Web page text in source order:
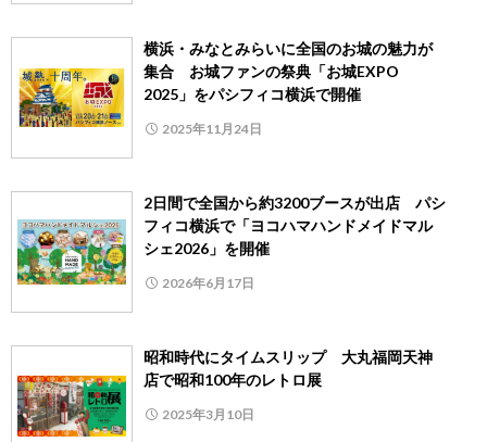
横浜・みなとみらいに全国のお城の魅力が
集合 お城ファンの祭典「お城EXPO
2025」をパシフィコ横浜で開催
2025年11月24日
2日間で全国から約3200ブースが出店 パシ
フィコ横浜で「ヨコハマハンドメイドマル
シェ2026」を開催
2026年6月17日
昭和時代にタイムスリップ 大丸福岡天神
店で昭和100年のレトロ展
2025年3月10日